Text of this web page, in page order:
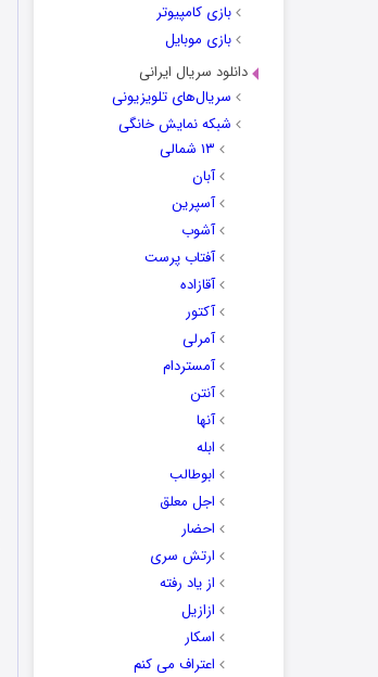
بازی کامپیوتر
بازی موبایل
دانلود سریال ایرانی
سریال‌های تلویزیونی
شبکه نمایش خانگی
۱۳ شمالی
آبان
آسپرین
آشوب
آفتاب پرست
آقازاده
آکتور
آمرلی
آمستردام
آنتن
آنها
ابله
ابوطالب
اجل معلق
احضار
ارتش سری
از یاد رفته
ازازیل
اسکار
اعتراف می کنم